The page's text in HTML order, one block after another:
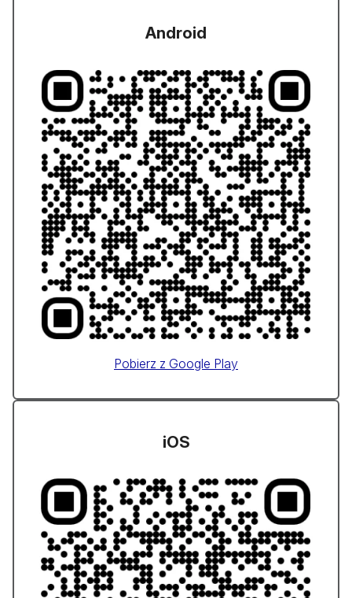
Android
Pobierz z Google Play
iOS